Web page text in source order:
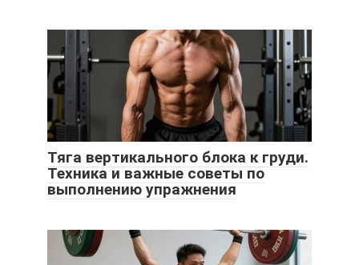
Тяга вертикального блока к груди.
Техника и важные советы по
выполнению упражнения